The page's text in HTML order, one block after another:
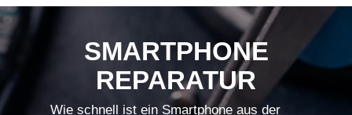
SMARTPHONE
REPARATUR
Wie schnell ist ein Smartphone aus der